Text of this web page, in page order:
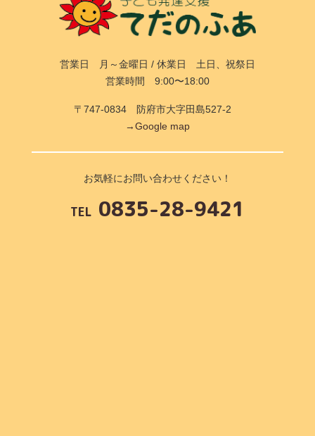
営業日 月～金曜日 / 休業日 土日、祝祭日
営業時間 9:00〜18:00
〒747-0834 防府市大字田島527-2
→Google map
お気軽にお問い合わせください！
TEL 0835-28-9421